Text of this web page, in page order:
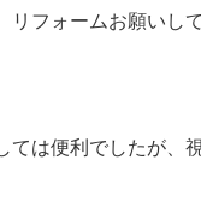
フォームお願いし
は便利でしたが、